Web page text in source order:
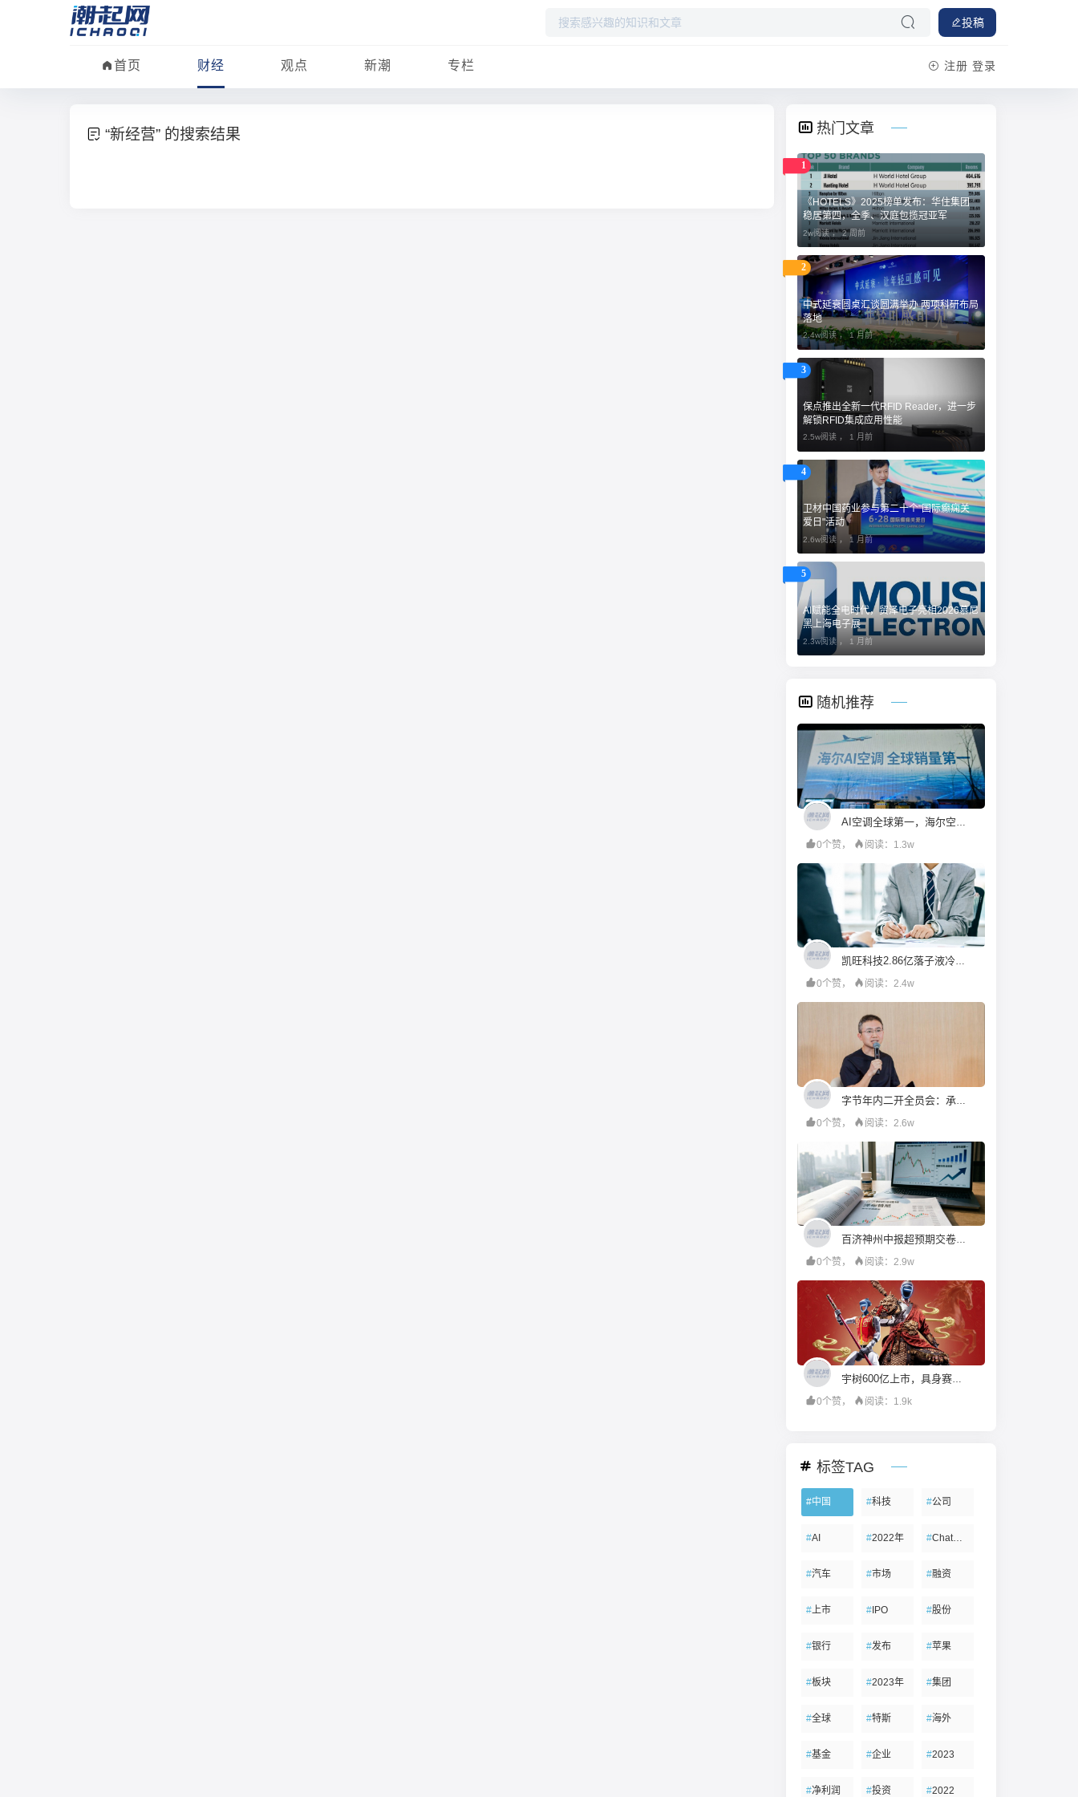
投稿
首页 财经 观点 新潮 专栏 注册 登录
“新经营” 的搜索结果 热门文章
1
《HOTELS》2025榜单发布：华住集团
稳居第四，全季、汉庭包揽冠亚军
2w阅读 ，2 周前
2
中式延衰圆桌汇谈圆满举办 两项科研布局
落地
2.4w阅读 ，1 月前
3
保点推出全新一代RFID Reader，进一步
解锁RFID集成应用性能
2.5w阅读 ， 1 月前
4
卫材中国药业参与第二十个"国际癫痫关
爱日"活动
2.6w阅读 ， 1 月前
5
AI赋能全电时代，贸泽电子亮相2026慕尼
黑上海电子展
2.3w阅读 ， 1 月前
随机推荐
0个赞，
阅读：1.3w
凯旺科技2.86亿落子液冷散热，连亏三年下的跨界自救成效待考丨并购一线
0个赞，
阅读：2.4w
0个赞，
阅读：2.6w
百济神州中报超预期交卷：泽布替尼登顶全球，为何股价高开低走丨看财报
0个赞，
阅读：2.9w
宇树600亿上市，具身赛道有了定价之锚
0个赞，
阅读：1.9k
标签TAG
#中国 #科技 #公司
#AI #2022年 #ChatGPT
#汽车 #市场 #融资
#上市 #IPO #股份
#银行 #发布 #苹果
#板块 #2023年 #集团
#全球 #特斯 #海外
#基金 #企业 #2023
#净利润 #投资 #2022